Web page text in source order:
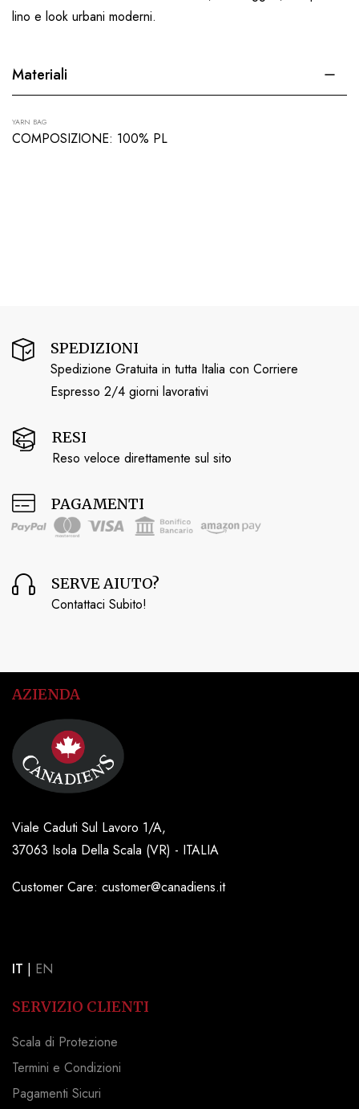
lino e look urbani moderni.
Materiali
YARN BAG
COMPOSIZIONE: 100% PL
SPEDIZIONI
Spedizione Gratuita in tutta Italia con Corriere
Espresso 2/4 giorni lavorativi
RESI
Reso veloce direttamente sul sito
PAGAMENTI
SERVE AIUTO?
Contattaci Subito!
AZIENDA
Viale Caduti Sul Lavoro 1/A,
37063 Isola Della Scala (VR) - ITALIA
Customer Care: customer@canadiens.it
IT | EN
SERVIZIO CLIENTI
Scala di Protezione
Termini e Condizioni
Pagamenti Sicuri